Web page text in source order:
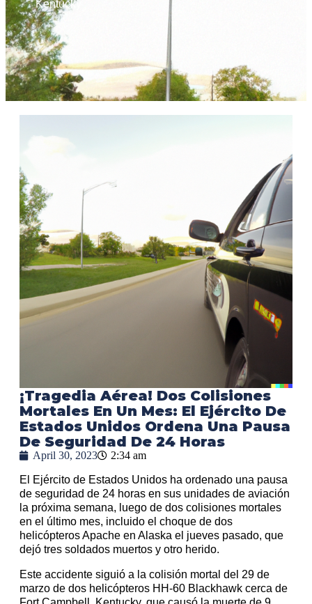
Kentucky
¡Tragedia Aérea! Dos Colisiones
Mortales En Un Mes: El Ejército De
Estados Unidos Ordena Una Pausa
De Seguridad De 24 Horas
April 30, 2023 2:34 am
El Ejército de Estados Unidos ha ordenado una pausa
de seguridad de 24 horas en sus unidades de aviación
la próxima semana, luego de dos colisiones mortales
en el último mes, incluido el choque de dos
helicópteros Apache en Alaska el jueves pasado, que
dejó tres soldados muertos y otro herido.
Este accidente siguió a la colisión mortal del 29 de
marzo de dos helicópteros HH-60 Blackhawk cerca de